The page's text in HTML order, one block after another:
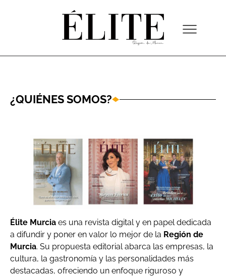
¿QUIÉNES SOMOS?
Élite Murcia es una revista digital y en papel dedicada
a difundir y poner en valor lo mejor de la Región de
Murcia. Su propuesta editorial abarca las empresas, la
cultura, la gastronomía y las personalidades más
destacadas, ofreciendo un enfoque riguroso y